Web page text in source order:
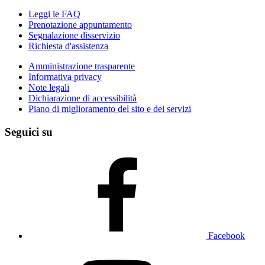
Leggi le FAQ
Prenotazione appuntamento
Segnalazione disservizio
Richiesta d'assistenza
Amministrazione trasparente
Informativa privacy
Note legali
Dichiarazione di accessibilità
Piano di miglioramento del sito e dei servizi
Seguici su
Facebook